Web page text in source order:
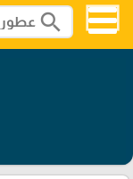
search